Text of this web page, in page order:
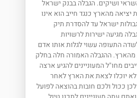
ושיקים. הגבלה בבנק ישראל
מהארץ כנגד חייב הוא אינו
ישראל עד להסדרת תיק
מגיעה ישירות לרשויות
לשדה התעופה עשוי לגלות אותו אדם
מהארץ. ההגבלה האמורה חלה בחלק
מחו"ל המעוניינים להגיע ארצה
יוכלו לצאת את הארץ לאחר
ככול ולכם חובות בהוצאה לפועל